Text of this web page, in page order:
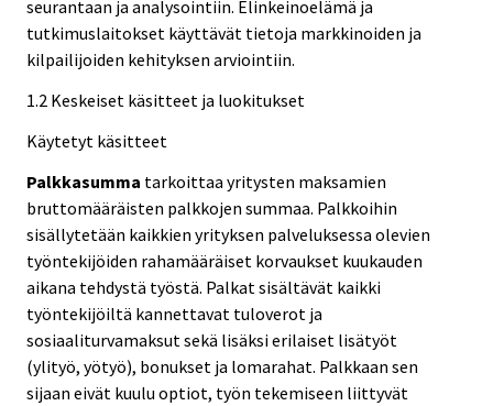
seurantaan ja analysointiin. Elinkeinoelämä ja
tutkimuslaitokset käyttävät tietoja markkinoiden ja
kilpailijoiden kehityksen arviointiin.
1.2 Keskeiset käsitteet ja luokitukset
Käytetyt käsitteet
Palkkasumma tarkoittaa yritysten maksamien
bruttomääräisten palkkojen summaa. Palkkoihin
sisällytetään kaikkien yrityksen palveluksessa olevien
työntekijöiden rahamääräiset korvaukset kuukauden
aikana tehdystä työstä. Palkat sisältävät kaikki
työntekijöiltä kannettavat tuloverot ja
sosiaaliturvamaksut sekä lisäksi erilaiset lisätyöt
(ylityö, yötyö), bonukset ja lomarahat. Palkkaan sen
sijaan eivät kuulu optiot, työn tekemiseen liittyvät